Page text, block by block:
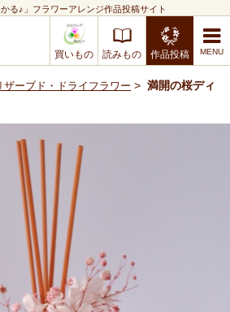
かる♪」フラワーアレンジ作品投稿サイト
買いもの 読みもの 作品投稿
ザーブド・ドライフラワー > 満開の桜ディ